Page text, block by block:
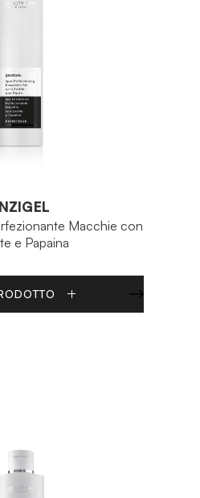
Macchie con
e Papaina